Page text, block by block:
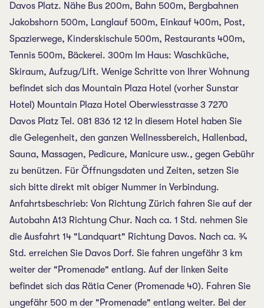
Davos Platz. Nähe Bus 200m, Bahn 500m, Bergbahnen
Jakobshorn 500m, Langlauf 500m, Einkauf 400m, Post,
Spazierwege, Kinderskischule 500m, Restaurants 400m,
Tennis 500m, Bäckerei. 300m Im Haus: Waschküche,
Skiraum, Aufzug/Lift. Wenige Schritte von Ihrer Wohnung
befindet sich das Mountain Plaza Hotel (vorher Sunstar
Hotel) Mountain Plaza Hotel Oberwiesstrasse 3 7270
Davos Platz Tel. 081 836 12 12 In diesem Hotel haben Sie
die Gelegenheit, den ganzen Wellnessbereich, Hallenbad,
Sauna, Massagen, Pedicure, Manicure usw., gegen Gebühr
zu benützen. Für Öffnungsdaten und Zeiten, setzen Sie
sich bitte direkt mit obiger Nummer in Verbindung.
Anfahrtsbeschrieb: Von Richtung Zürich fahren Sie auf der
Autobahn A13 Richtung Chur. Nach ca. 1 Std. nehmen Sie
die Ausfahrt 14 "Landquart" Richtung Davos. Nach ca. ¾
Std. erreichen Sie Davos Dorf. Sie fahren ungefähr 3 km
weiter der "Promenade" entlang. Auf der linken Seite
befindet sich das Rätia Cener (Promenade 40). Fahren Sie
ungefähr 500 m der "Promenade" entlang weiter. Bei der